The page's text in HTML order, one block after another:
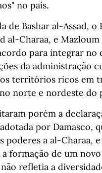
no país.
de Bashar al-Assad, o
al-Charaa, e Mazloum
para integrar no
da administração
territórios ricos em
norte e nordeste do
porém a
por Damasco,
poderes a al-Charaa, e
formação de um
refletia a